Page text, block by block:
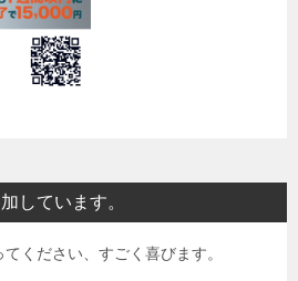
しています。
ください、すごく喜びます。